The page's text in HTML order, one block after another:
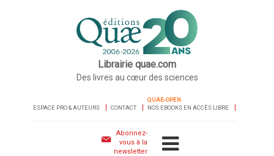
Librairie quae.com
Des livres au cœur des sciences
ESPACE PRO & AUTEURS CONTACT
QUAE-OPEN
NOS EBOOKS EN ACCÈS LIBRE
Abonnez-
vous à la
newsletter